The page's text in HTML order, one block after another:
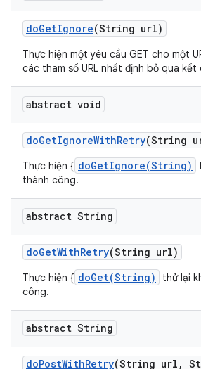
doGetIgnore(String url)
Thực hiện một yêu cầu GET cho một
các tham số URL nhất định bỏ qua kết
abstract void
doGetIgnoreWithRetry(String
Thực hiện { doGetIgnore(String)
thành công.
abstract String
doGetWithRetry(String url)
Thực hiện { doGet(String)
thử lại
công.
abstract String
doPostWithRetry(String url ,